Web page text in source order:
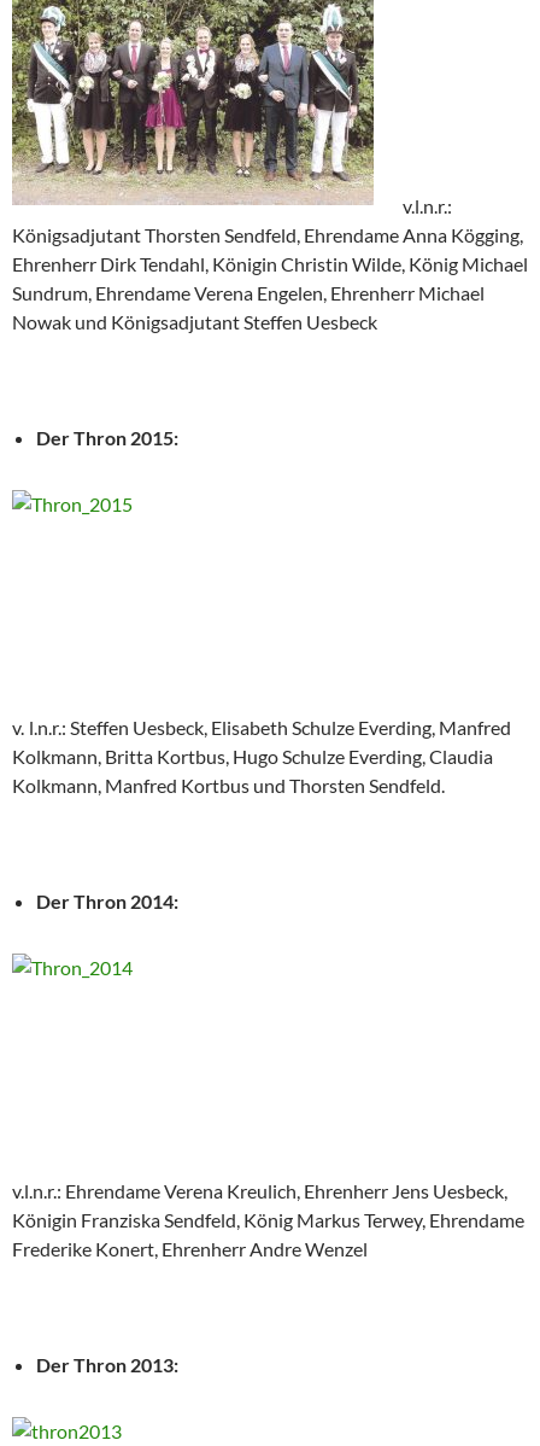
v.l.n.r.:
Königsadjutant Thorsten Sendfeld, Ehrendame Anna Kögging,
Ehrenherr Dirk Tendahl, Königin Christin Wilde, König Michael
Sundrum, Ehrendame Verena Engelen, Ehrenherr Michael
Nowak und Königsadjutant Steffen Uesbeck
Der Thron 2015:
v. l.n.r.: Steffen Uesbeck, Elisabeth Schulze Everding, Manfred
Kolkmann, Britta Kortbus, Hugo Schulze Everding, Claudia
Kolkmann, Manfred Kortbus und Thorsten Sendfeld.
Der Thron 2014:
v.l.n.r.: Ehrendame Verena Kreulich, Ehrenherr Jens Uesbeck,
Königin Franziska Sendfeld, König Markus Terwey, Ehrendame
Frederike Konert, Ehrenherr Andre Wenzel
Der Thron 2013: